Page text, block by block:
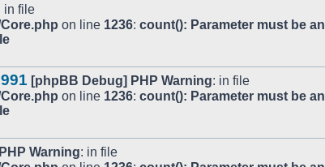
in file
on line 1236: count(): Parameter must be an
[phpBB Debug] PHP Warning: in file
on line 1236: count(): Parameter must be an
Warning: in file